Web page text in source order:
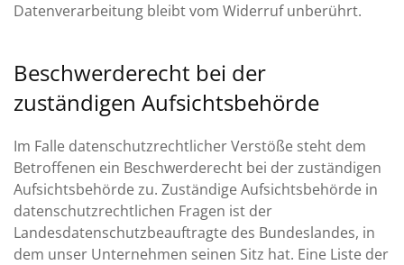
Datenverarbeitung bleibt vom Widerruf unberührt.
Beschwerderecht bei der
zuständigen Aufsichtsbehörde
Im Falle datenschutzrechtlicher Verstöße steht dem
Betroffenen ein Beschwerderecht bei der zuständigen
Aufsichtsbehörde zu. Zuständige Aufsichtsbehörde in
datenschutzrechtlichen Fragen ist der
Landesdatenschutzbeauftragte des Bundeslandes, in
dem unser Unternehmen seinen Sitz hat. Eine Liste der